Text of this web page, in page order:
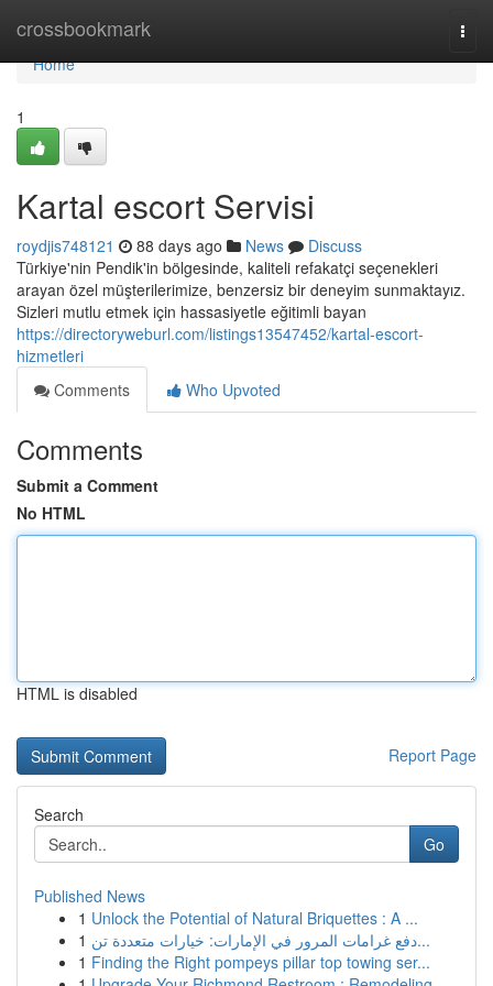
crossbookmark
Home
Home
1
Kartal escort Servisi
roydjis748121 88 days ago News
Discuss
Türkiye'nin Pendik'in bölgesinde, kaliteli refakatçi seçenekleri
arayan özel müşterilerimize, benzersiz bir deneyim sunmaktayız.
Sizleri mutlu etmek için hassasiyetle eğitimli bayan
https://directoryweburl.com/listings13547452/kartal-escort-
hizmetleri
Comments
Who Upvoted
Comments
Submit a Comment
No HTML
HTML is disabled
Report Page
Search
Go
Published News
1 Unlock the Potential of Natural Briquettes : A ...
1
دفع غرامات المرور في الإمارات: خيارات متعددة تن...
1 Finding the Right pompeys pillar top towing ser...